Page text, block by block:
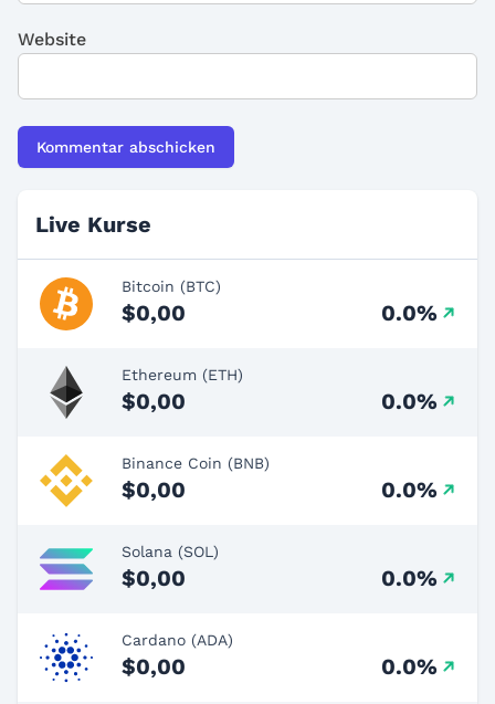
Website
Live Kurse
Bitcoin (BTC)
$0,00 0.0%
Ethereum (ETH)
$0,00 0.0%
Binance Coin (BNB)
$0,00 0.0%
Solana (SOL)
$0,00 0.0%
Cardano (ADA)
$0,00 0.0%